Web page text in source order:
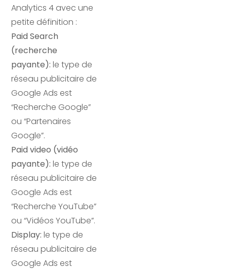
Analytics 4 avec une
petite définition :
Paid Search
(recherche
payante): le type de
réseau publicitaire de
Google Ads est
“Recherche Google”
ou “Partenaires
Google”.
Paid video (vidéo
payante): le type de
réseau publicitaire de
Google Ads est
“Recherche YouTube”
ou “Vidéos YouTube”.
Display: le type de
réseau publicitaire de
Google Ads est